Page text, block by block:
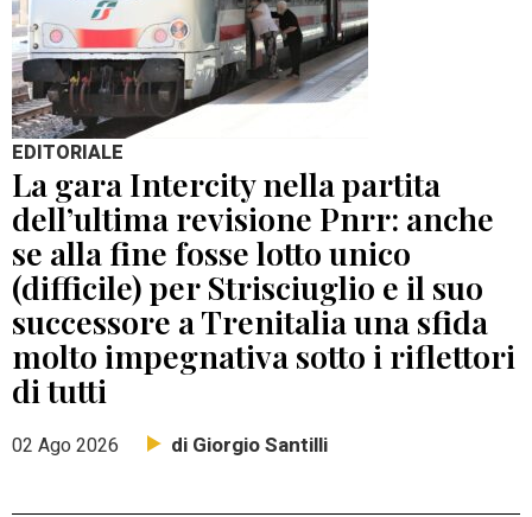
EDITORIALE
La gara Intercity nella partita
dell’ultima revisione Pnrr: anche
se alla fine fosse lotto unico
(difficile) per Strisciuglio e il suo
successore a Trenitalia una sfida
molto impegnativa sotto i riflettori
di tutti
02 Ago 2026 di Giorgio Santilli